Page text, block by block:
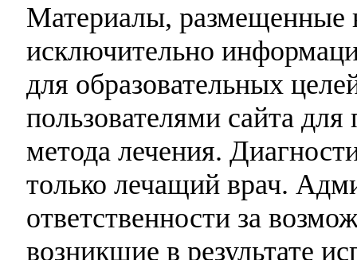
Материалы, размещенные
исключительно
для образовательных
пользователями сайта
метода лечения.
только лечащий врач.
ответственности за
возникшие в результате